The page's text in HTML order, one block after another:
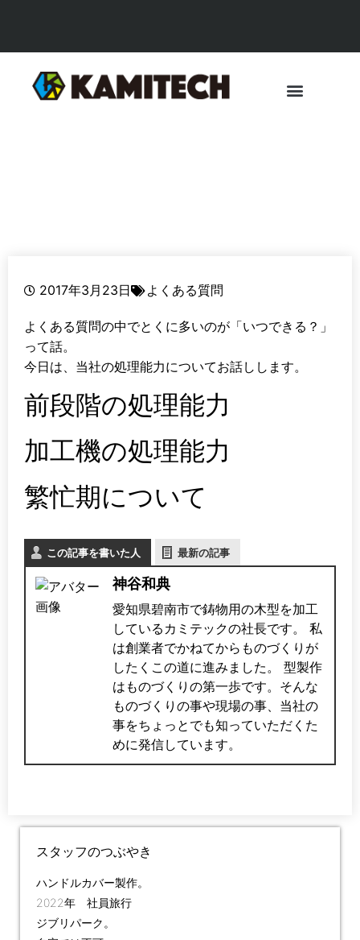
2017年3月23日 よくある質問
よくある質問の中でとくに多いのが「いつできる？」
って話。
今日は、当社の処理能力についてお話しします。
前段階の処理能力
加工機の処理能力
繁忙期について
この記事を書いた人 最新の記事
神谷和典
愛知県碧南市で鋳物用の木型を加工
しているカミテックの社長です。 私
は創業者でかねてからものづくりが
したくこの道に進みました。 型製作
はものづくりの第一歩です。そんな
ものづくりの事や現場の事、当社の
事をちょっとでも知っていただくた
めに発信しています。
スタッフのつぶやき
ハンドルカバー製作。
2022年 社員旅行
ジブリパーク。